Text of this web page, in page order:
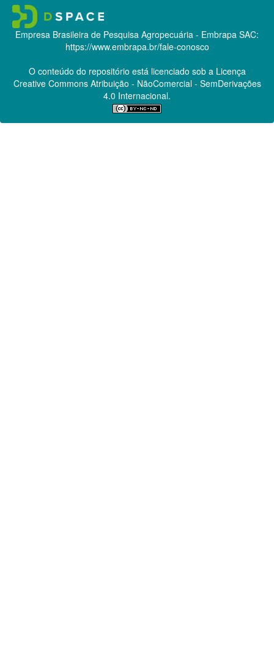
Empresa Brasileira de Pesquisa Agropecuária - Embrapa SAC:
https://www.embrapa.br/fale-conosco
O conteúdo do repositório está licenciado sob a Licença
Creative CommonsAtribuição - NãoComercial - SemDerivações
4.0 Internacional.